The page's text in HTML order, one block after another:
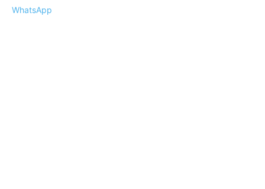
WhatsApp